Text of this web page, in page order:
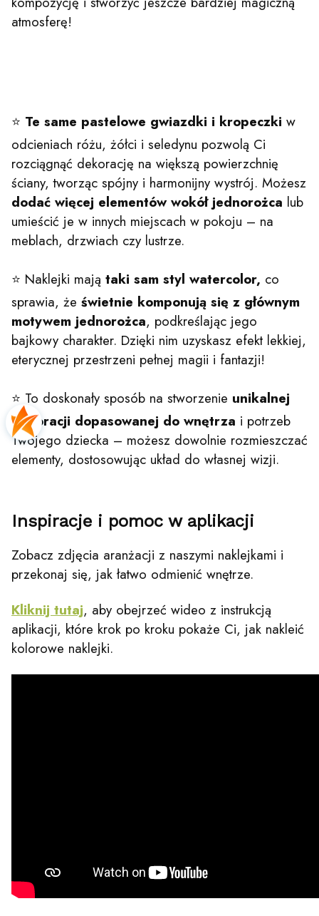
atmosferę!
⭐ Te same pastelowe gwiazdki i kropeczki w
odcieniach różu, żółci i seledynu pozwolą Ci
rozciągnąć dekorację na większą powierzchnię
ściany, tworząc spójny i harmonijny wystrój. Możesz
dodać więcej elementów wokół jednorożca lub
umieścić je w innych miejscach w pokoju – na
meblach, drzwiach czy lustrze.
⭐ Naklejki mają taki sam styl watercolor, co
sprawia, że świetnie komponują się z głównym
motywem jednorożca, podkreślając jego
bajkowy charakter. Dzięki nim uzyskasz efekt lekkiej,
eterycznej przestrzeni pełnej magii i fantazji!
⭐ To doskonały sposób na stworzenie unikalnej
dekoracji dopasowanej do wnętrza i potrzeb
Twojego dziecka – możesz dowolnie rozmieszczać
elementy, dostosowując układ do własnej wizji.
Inspiracje i pomoc w aplikacji
Zobacz zdjęcia aranżacji z naszymi naklejkami i
przekonaj się, jak łatwo odmienić wnętrze.
Kliknij tutaj, aby obejrzeć wideo z instrukcją
aplikacji, które krok po kroku pokaże Ci, jak nakleić
kolorowe naklejki.